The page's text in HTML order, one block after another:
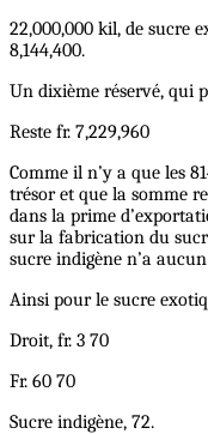
22,000,000 kil, de sucre
8,144,400.
Un dixième réservé, qui
Reste fr. 7,229,960
Comme il n’y a que les
trésor et que la somme
dans la prime
sur la fabrication du
sucre indigène n’a
Ainsi pour le sucre
Droit, fr. 3 70
Fr. 60 70
Sucre indigène, 72.